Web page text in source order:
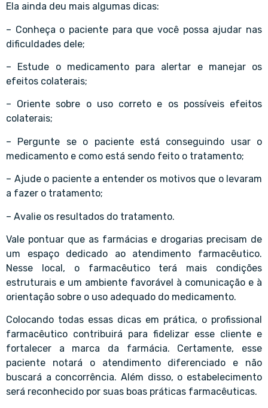
Ela ainda deu mais algumas dicas:
– Conheça o paciente para que você possa ajudar nas
dificuldades dele;
– Estude o medicamento para alertar e manejar os
efeitos colaterais;
– Oriente sobre o uso correto e os possíveis efeitos
colaterais;
– Pergunte se o paciente está conseguindo usar o
medicamento e como está sendo feito o tratamento;
– Ajude o paciente a entender os motivos que o levaram
a fazer o tratamento;
– Avalie os resultados do tratamento.
Vale pontuar que as farmácias e drogarias precisam de
um espaço dedicado ao atendimento farmacêutico.
Nesse local, o farmacêutico terá mais condições
estruturais e um ambiente favorável à comunicação e à
orientação sobre o uso adequado do medicamento.
Colocando todas essas dicas em prática, o profissional
farmacêutico contribuirá para fidelizar esse cliente e
fortalecer a marca da farmácia. Certamente, esse
paciente notará o atendimento diferenciado e não
buscará a concorrência. Além disso, o estabelecimento
será reconhecido por suas boas práticas farmacêuticas.